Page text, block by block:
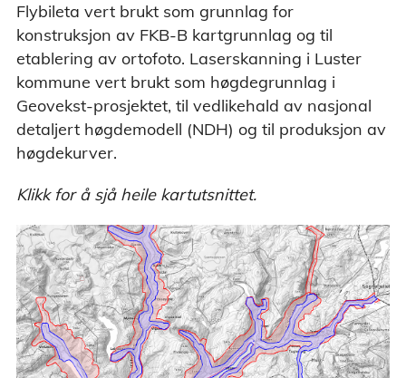
Flybileta vert brukt som grunnlag for
konstruksjon av FKB-B kartgrunnlag og til
etablering av ortofoto. Laserskanning i Luster
kommune vert brukt som høgdegrunnlag i
Geovekst-prosjektet, til vedlikehald av nasjonal
detaljert høgdemodell (NDH) og til produksjon av
høgdekurver.
Klikk for å sjå heile kartutsnittet.